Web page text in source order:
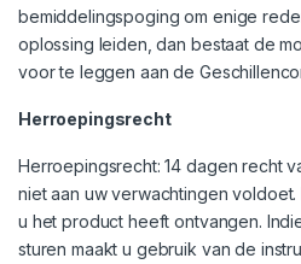
bemiddelingspoging om enige
oplossing leiden, dan bestaat de
voor te leggen aan de
Herroepingsrecht
Herroepingsrecht: 14 dagen recht
niet aan uw verwachtingen
u het product heeft ontvangen.
sturen maakt u gebruik van de